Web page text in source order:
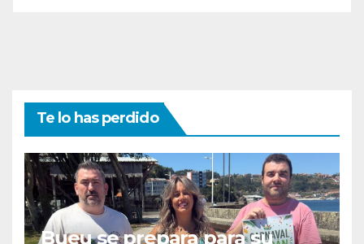
Te lo has perdido
Bueu se prepara para su